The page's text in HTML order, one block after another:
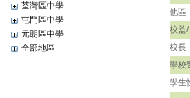
荃灣區中學
屯門區中學
元朗區中學
全部地區
他區
校監/
校長
學校
學生